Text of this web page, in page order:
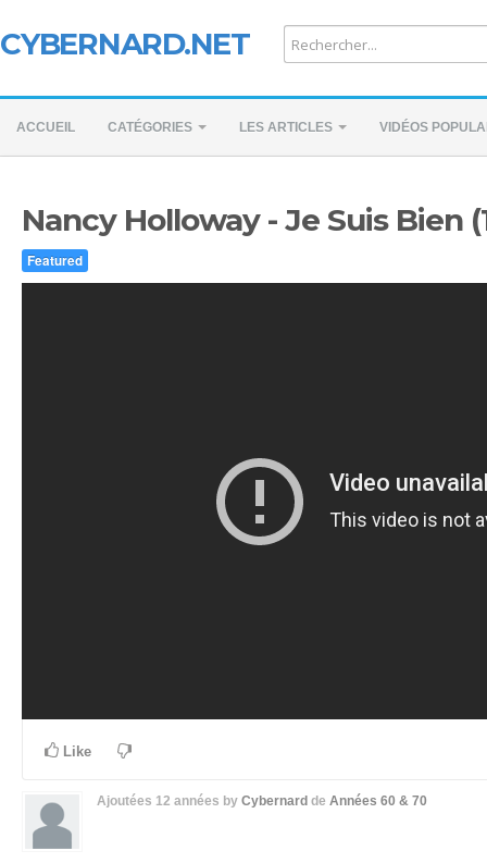
CYBERNARD.NET
ACCUEIL CATÉGORIES LES ARTICLES VIDÉOS
Nancy Holloway - Je Suis Bien
Featured
Like
Ajoutées 12 années by Cybernard de Années 60 & 70